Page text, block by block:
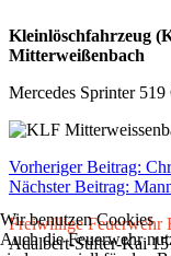
Kleinlöschfahrzeug
Mitterweißenbach
Mercedes Sprinter
Vorheriger Beitrag:
Nächster Beitrag:
Freiwillige Feuerwehr
Adalbert-Stifter-Kai
Wir benutzen Cookies
Auch die Feuerwehr